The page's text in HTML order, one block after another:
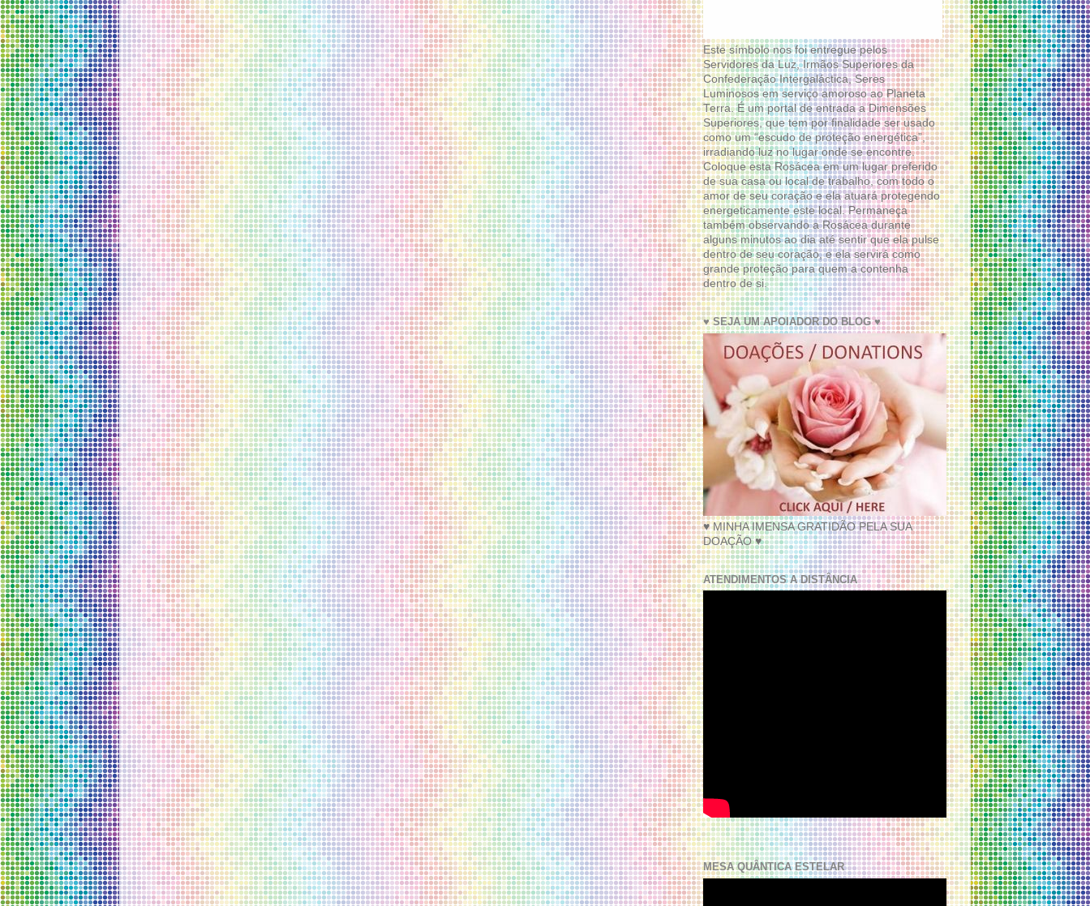
Este símbolo nos foi entregue pelos
Servidores da Luz, Irmãos Superiores da
Confederação Intergaláctica, Seres
Luminosos em serviço amoroso ao Planeta
Terra. É um portal de entrada a Dimensões
Superiores, que tem por finalidade ser usado
como um “escudo de proteção energética”,
irradiando luz no lugar onde se encontre.
Coloque esta Rosácea em um lugar preferido
de sua casa ou local de trabalho, com todo o
amor de seu coração e ela atuará protegendo
energeticamente este local. Permaneça
também observando a Rosácea durante
alguns minutos ao dia até sentir que ela pulse
dentro de seu coração, e ela servirá como
grande proteção para quem a contenha
dentro de si.
♥ SEJA UM APOIADOR DO BLOG ♥
♥ MINHA IMENSA GRATIDÃO PELA SUA
DOAÇÃO ♥
ATENDIMENTOS A DISTÂNCIA
MESA QUÂNTICA ESTELAR